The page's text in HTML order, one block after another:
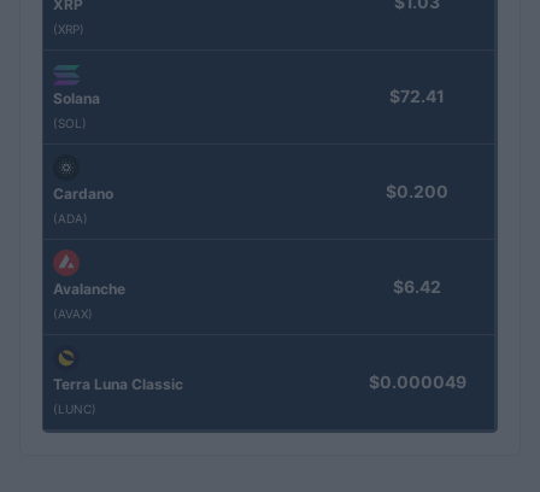
XRP
(XRP)
Solana
(SOL)
$72.41
Cardano
(ADA)
$0.200
Avalanche
(AVAX)
$6.42
Terra Luna Classic
(LUNC)
$0.000049